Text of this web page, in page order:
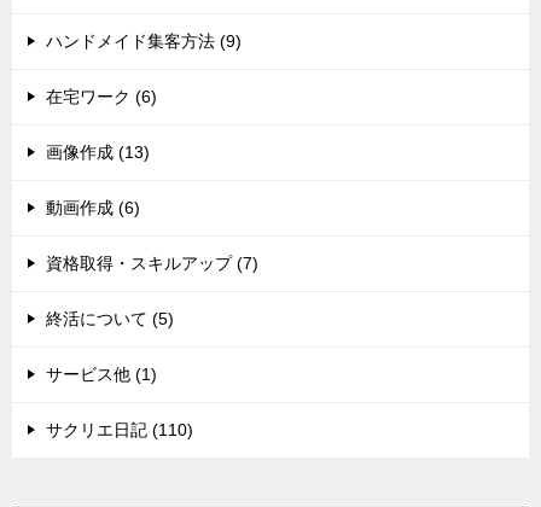
ハンドメイド集客方法 (9)
在宅ワーク (6)
画像作成 (13)
動画作成 (6)
資格取得・スキルアップ (7)
終活について (5)
サービス他 (1)
サクリエ日記 (110)